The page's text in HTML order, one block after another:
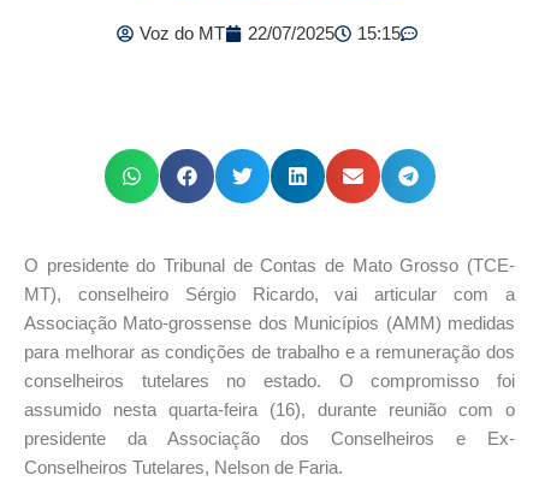
Voz do MT 22/07/2025 15:15
O presidente do Tribunal de Contas de Mato Grosso (TCE-
MT), conselheiro Sérgio Ricardo, vai articular com a
Associação Mato-grossense dos Municípios (AMM) medidas
para melhorar as condições de trabalho e a remuneração dos
conselheiros tutelares no estado. O compromisso foi
assumido nesta quarta-feira (16), durante reunião com o
presidente da Associação dos Conselheiros e Ex-
Conselheiros Tutelares, Nelson de Faria.